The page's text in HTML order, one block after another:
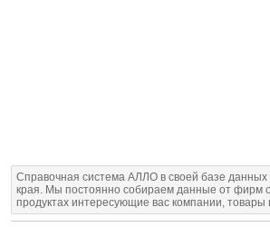
Справочная система АЛЛО в своей базе
края. Мы постоянно собираем данные от фирм
продуктах интересующие вас компании,